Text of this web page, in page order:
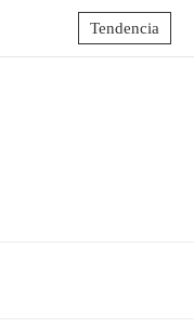
Tendencia